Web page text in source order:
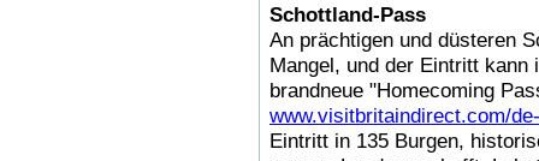
Schottland-Pass
An prächtigen und düsteren
Mangel, und der Eintritt
brandneue "Homecoming
www.visitbritaindirect.com/
Eintritt in 135 Burgen,